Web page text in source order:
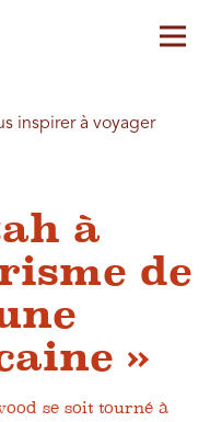
inspirer à voyager
à
de
»
se soit tourné à